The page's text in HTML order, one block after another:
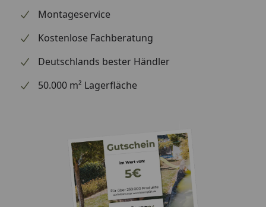
Anwendungsliste schnell heraus, ob dieser Belag zu
auf die Erfahrung des dänischen Spezialisten.
Montageservice
Kostenlose Fachberatung
Deutschlands bester Händler
50.000 m² Lagerfläche